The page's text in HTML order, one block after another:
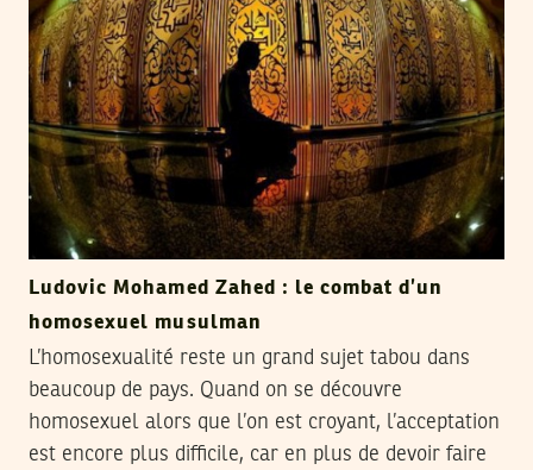
Ludovic Mohamed Zahed : le combat d’un
homosexuel musulman
L’homosexualité reste un grand sujet tabou dans
beaucoup de pays. Quand on se découvre
homosexuel alors que l’on est croyant, l’acceptation
est encore plus difficile, car en plus de devoir faire